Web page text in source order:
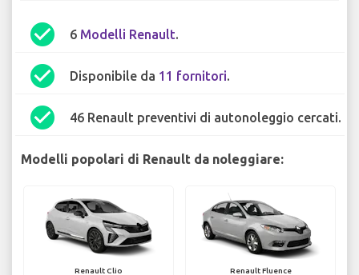
check_circle 6 Modelli Renault.
check_circle Disponibile da 11 fornitori.
check_circle 46 Renault preventivi di autonoleggio cercati.
Modelli popolari di Renault da noleggiare:
Renault Clio Renault Fluence